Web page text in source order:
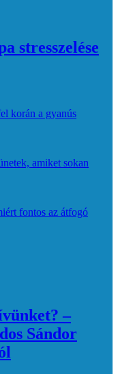
stresszelése
korán a gyanús
amiket sokan
fontos az átfogó
–
Sándor